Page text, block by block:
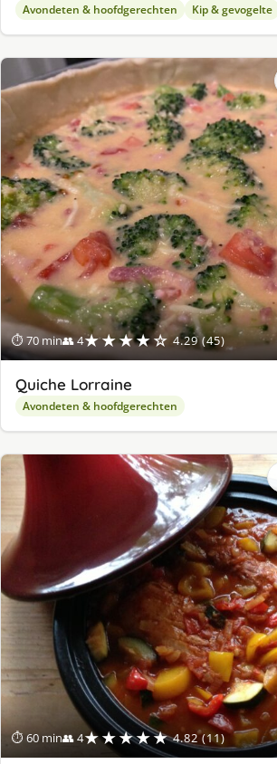
Avondeten & hoofdgerechten Kip & gevogelte
⏱ 70 min👥 4★★★★☆ 4.29 (45)
Quiche Lorraine
Avondeten & hoofdgerechten
⏱ 60 min👥 4★★★★★ 4.82 (11)